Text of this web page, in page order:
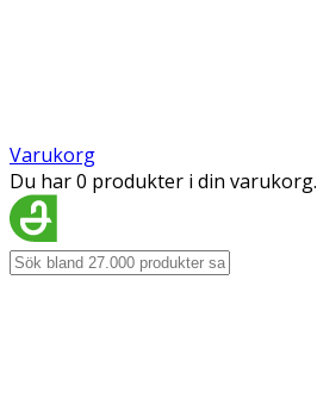
Varukorg
Du har 0 produkter i din varukorg.